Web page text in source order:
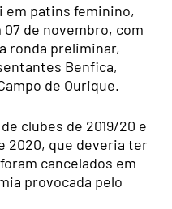
em patins feminino,
de novembro, com
ronda preliminar,
Benfica,
de Ourique.
clubes de 2019/20 e
2020, que deveria ter
cancelados em
provocada pelo